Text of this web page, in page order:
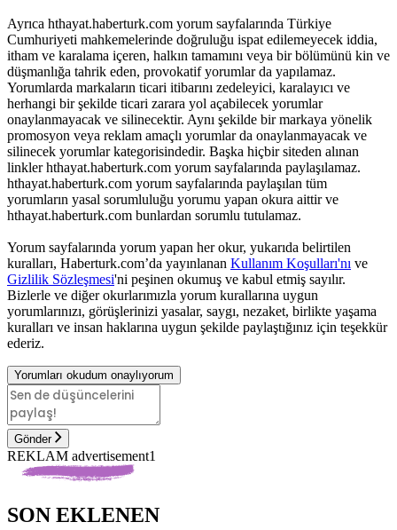
Ayrıca hthayat.haberturk.com yorum sayfalarında Türkiye
Cumhuriyeti mahkemelerinde doğruluğu ispat edilemeyecek iddia,
itham ve karalama içeren, halkın tamamını veya bir bölümünü kin ve
düşmanlığa tahrik eden, provokatif yorumlar da yapılamaz.
Yorumlarda markaların ticari itibarını zedeleyici, karalayıcı ve
herhangi bir şekilde ticari zarara yol açabilecek yorumlar
onaylanmayacak ve silinecektir. Aynı şekilde bir markaya yönelik
promosyon veya reklam amaçlı yorumlar da onaylanmayacak ve
silinecek yorumlar kategorisindedir. Başka hiçbir siteden alınan
linkler hthayat.haberturk.com yorum sayfalarında paylaşılamaz.
hthayat.haberturk.com yorum sayfalarında paylaşılan tüm
yorumların yasal sorumluluğu yorumu yapan okura aittir ve
hthayat.haberturk.com bunlardan sorumlu tutulamaz.
Yorum sayfalarında yorum yapan her okur, yukarıda belirtilen
kuralları, Haberturk.com’da yayınlanan Kullanım Koşulları'nı ve
Gizlilik Sözleşmesi'ni peşinen okumuş ve kabul etmiş sayılır.
Bizlerle ve diğer okurlarımızla yorum kurallarına uygun
yorumlarınızı, görüşlerinizi yasalar, saygı, nezaket, birlikte yaşama
kuralları ve insan haklarına uygun şekilde paylaştığınız için teşekkür
ederiz.
Yorumları okudum onaylıyorum
Gönder
REKLAM advertisement1
SON EKLENEN